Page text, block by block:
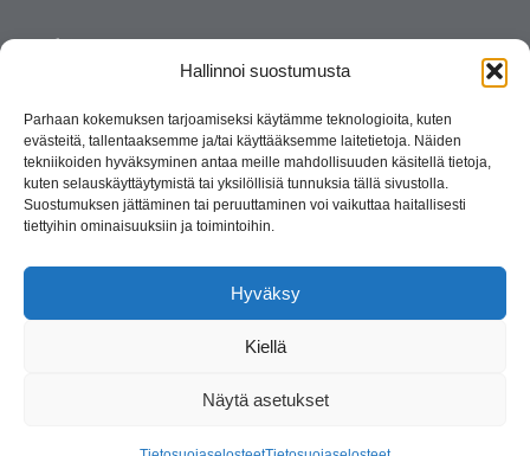
Hallinnoi suostumusta
Parhaan kokemuksen tarjoamiseksi käytämme teknologioita, kuten
evästeitä, tallentaaksemme ja/tai käyttääksemme laitetietoja. Näiden
tekniikoiden hyväksyminen antaa meille mahdollisuuden käsitellä tietoja,
kuten selauskäyttäytymistä tai yksilöllisiä tunnuksia tällä sivustolla.
Suostumuksen jättäminen tai peruuttaminen voi vaikuttaa haitallisesti
tiettyihin ominaisuuksiin ja toimintoihin.
Hyväksy
Kiellä
Näytä asetukset
perheyritys yli 35 vuotta.
© 2026 Consult Lady